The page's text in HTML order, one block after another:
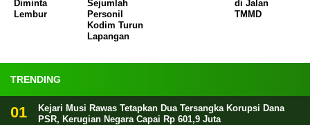
Diminta
Lembur
Sejumlah
Personil
Kodim Turun
Lapangan
di Jalan
TMMD
TRENDING
Kejari Musi Rawas Tetapkan Dua Tersangka Korupsi Dana
PSR, Kerugian Negara Capai Rp 601,9 Juta